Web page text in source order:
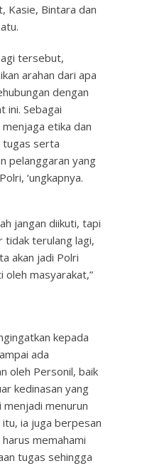
Kasie, Bintara dan
tersebut,
arahan dari apa
dengan
ini. Sebagai
etika dan
tugas serta
pelanggaran yang
‘ungkapnya.
jangan diikuti, tapi
tidak terulang lagi,
akan jadi Polri
oleh masyarakat,”
kepada
ada
oleh Personil, baik
kedinasan yang
menurun
ia juga berpesan
memahami
tugas sehingga